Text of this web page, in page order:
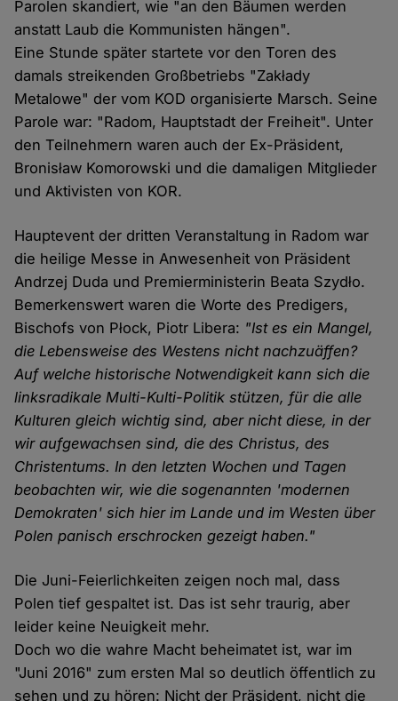
Parolen skandiert, wie "an den Bäumen werden
anstatt Laub die Kommunisten hängen".
Eine Stunde später startete vor den Toren des
damals streikenden Großbetriebs "Zakłady
Metalowe" der vom KOD organisierte Marsch. Seine
Parole war: "Radom, Hauptstadt der Freiheit". Unter
den Teilnehmern waren auch der Ex-Präsident,
Bronisław Komorowski und die damaligen Mitglieder
und Aktivisten von KOR.
Hauptevent der dritten Veranstaltung in Radom war
die heilige Messe in Anwesenheit von Präsident
Andrzej Duda und Premierministerin Beata Szydło.
Bemerkenswert waren die Worte des Predigers,
Bischofs von Płock, Piotr Libera: "Ist es ein Mangel,
die Lebensweise des Westens nicht nachzuäffen?
Auf welche historische Notwendigkeit kann sich die
linksradikale Multi-Kulti-Politik stützen, für die alle
Kulturen gleich wichtig sind, aber nicht diese, in der
wir aufgewachsen sind, die des Christus, des
Christentums. In den letzten Wochen und Tagen
beobachten wir, wie die sogenannten 'modernen
Demokraten' sich hier im Lande und im Westen über
Polen panisch erschrocken gezeigt haben."
Die Juni-Feierlichkeiten zeigen noch mal, dass
Polen tief gespaltet ist. Das ist sehr traurig, aber
leider keine Neuigkeit mehr.
Doch wo die wahre Macht beheimatet ist, war im
"Juni 2016" zum ersten Mal so deutlich öffentlich zu
sehen und zu hören: Nicht der Präsident, nicht die